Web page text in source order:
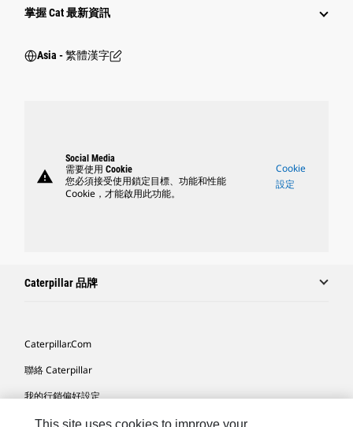
掌握 Cat 最新資訊
Asia - 繁體漢字
warning
Social Media
需要使用 Cookie
您必須接受使用鎖定目標、功能和性能
Cookie，才能啟用此功能。
Cookie
設定
Caterpillar 品牌
Caterpillar.com
聯絡 Caterpillar
我的行銷偏好設定
網站地圖
This site uses cookies to improve your